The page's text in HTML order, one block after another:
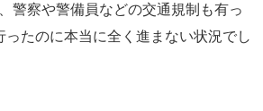
警察や警備員などの交通規制も有っ
ったのに本当に全く進まない状況でし